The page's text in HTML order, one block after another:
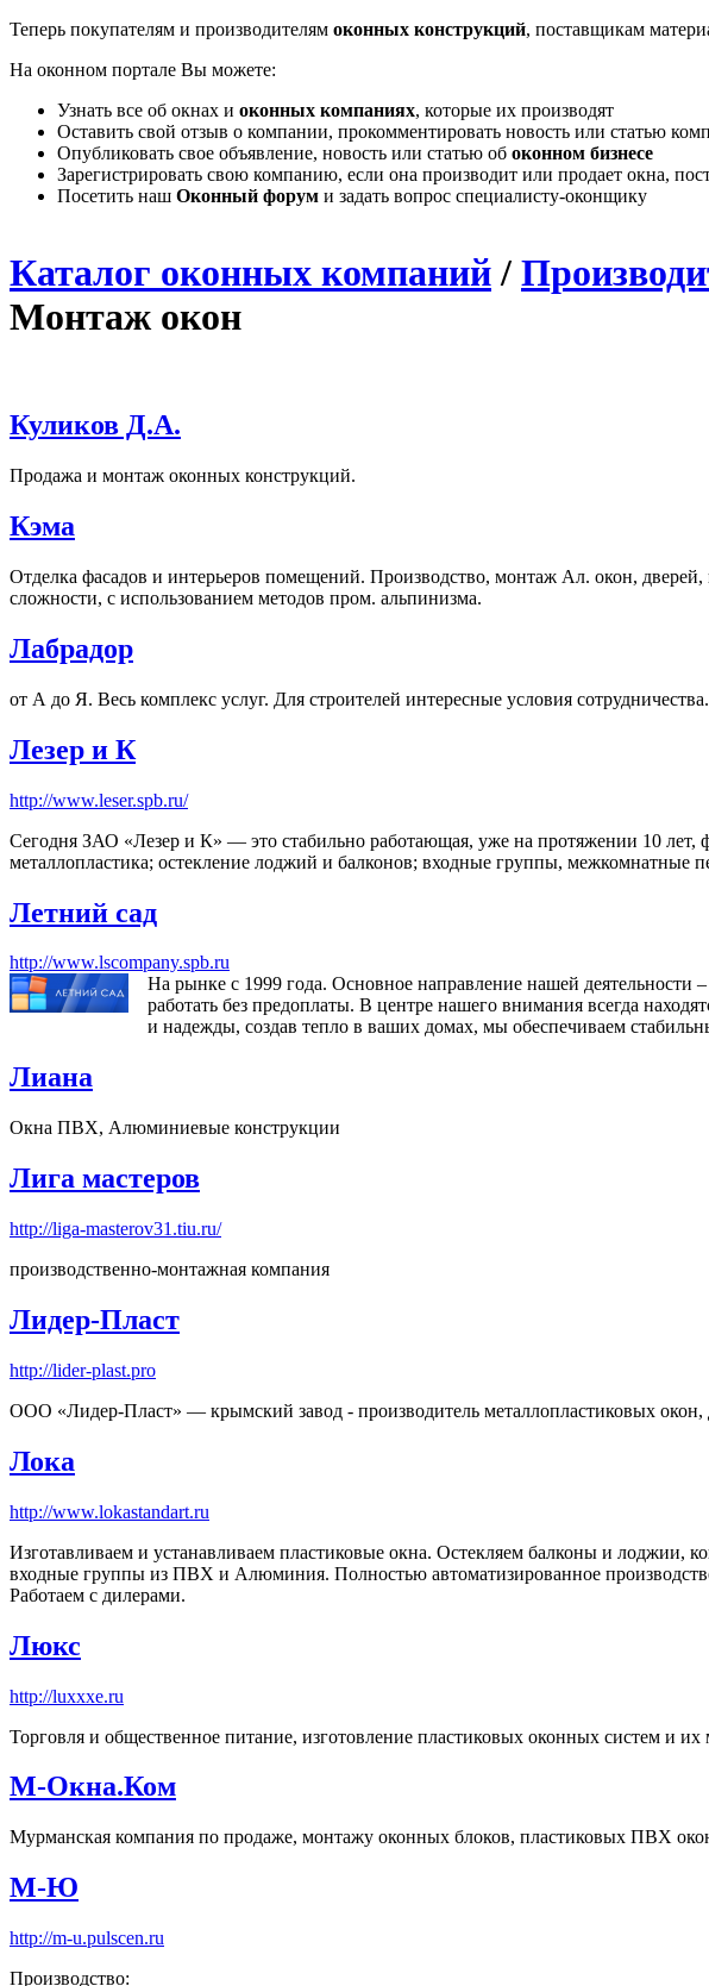
Теперь покупателям и производителям оконных конструкций, поставщикам
На оконном портале Вы можете:
Узнать все об окнах и оконных компаниях, которые их производят
Оставить свой отзыв о компании, прокомментировать новость или статью
Опубликовать свое объявление, новость или статью об оконном бизнесе
Зарегистрировать свою компанию, если она производит или продает окна,
Посетить наш Оконный форум и задать вопрос специалисту-оконщику
Каталог оконных компаний /
Монтаж окон
Куликов Д.А.
Продажа и монтаж оконных конструкций.
Кэма
Отделка фасадов и интерьеров помещений. Производство, монтаж Ал. окон,
сложности, с использованием методов пром. альпинизма.
Лабрадор
от А до Я. Весь комплекс услуг. Для строителей интересные условия сотрудничества.
Лезер и К
http://www.leser.spb.ru/
Сегодня ЗАО «Лезер и К» — это стабильно работающая, уже на протяжении 10 лет,
металлопластика; остекление лоджий и балконов; входные группы, межкомнатные
Летний сад
http://www.lscompany.spb.ru
На рынке с 1999 года. Основное направление нашей
работать без предоплаты. В центре нашего внимания всегда
и надежды, создав тепло в ваших домах, мы обеспечиваем
Лиана
Окна ПВХ, Алюминиевые конструкции
Лига мастеров
http://liga-masterov31.tiu.ru/
производственно-монтажная компания
Лидер-Пласт
http://lider-plast.pro
ООО «Лидер-Пласт» — крымский завод - производитель металлопластиковых
Лока
http://www.lokastandart.ru
Изготавливаем и устанавливаем пластиковые окна. Остекляем балконы и
входные группы из ПВХ и Алюминия. Полностью автоматизированное
Работаем с дилерами.
Люкс
http://luxxxe.ru
Торговля и общественное питание, изготовление пластиковых оконных систем и
М-Окна.Ком
Мурманская компания по продаже, монтажу оконных блоков, пластиковых ПВХ
М-Ю
http://m-u.pulscen.ru
Производство: